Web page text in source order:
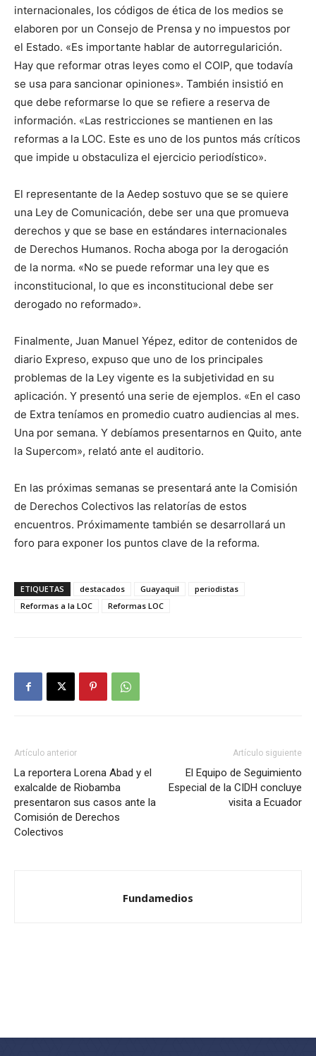
internacionales, los códigos de ética de los medios se
elaboren por un Consejo de Prensa y no impuestos por
el Estado. «Es importante hablar de autorregularición.
Hay que reformar otras leyes como el COIP, que todavía
se usa para sancionar opiniones». También insistió en
que debe reformarse lo que se refiere a reserva de
información. «Las restricciones se mantienen en las
reformas a la LOC. Este es uno de los puntos más críticos
que impide u obstaculiza el ejercicio periodístico».
El representante de la Aedep sostuvo que se se quiere
una Ley de Comunicación, debe ser una que promueva
derechos y que se base en estándares internacionales
de Derechos Humanos. Rocha aboga por la derogación
de la norma. «No se puede reformar una ley que es
inconstitucional, lo que es inconstitucional debe ser
derogado no reformado».
Finalmente, Juan Manuel Yépez, editor de contenidos de
diario Expreso, expuso que uno de los principales
problemas de la Ley vigente es la subjetividad en su
aplicación. Y presentó una serie de ejemplos. «En el caso
de Extra teníamos en promedio cuatro audiencias al mes.
Una por semana. Y debíamos presentarnos en Quito, ante
la Supercom», relató ante el auditorio.
En las próximas semanas se presentará ante la Comisión
de Derechos Colectivos las relatorías de estos
encuentros. Próximamente también se desarrollará un
foro para exponer los puntos clave de la reforma.
ETIQUETAS destacados Guayaquil
periodistas
Reformas a la LOC
Reformas LOC
Artículo anterior
La reportera Lorena Abad y el
exalcalde de Riobamba
presentaron sus casos ante la
Comisión de Derechos
Colectivos
Artículo siguiente
El Equipo de Seguimiento
Especial de la CIDH concluye
visita a Ecuador
Fundamedios